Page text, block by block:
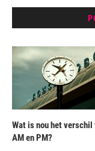
Wat is nou het verschil
AM en PM?